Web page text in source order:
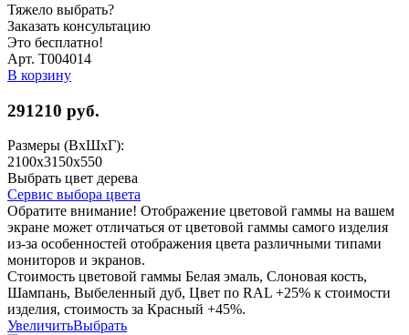
Тяжело выбрать?
Заказать консультацию
Это бесплатно!
Арт. Т004014
В корзину
291210 руб.
Размеры (ВхШхГ):
2100x3150x550
Выбрать цвет дерева
Сервис выбора цвета
Обратите внимание! Отображение цветовой гаммы на вашем
экране может отличаться от цветовой гаммы самого изделия
из-за особенностей отображения цвета различными типами
мониторов и экранов.
Стоимость цветовой гаммы Белая эмаль, Слоновая кость,
Шампань, Выбеленный дуб, Цвет по RAL +25% к стоимости
изделия, стоимость за Красный +45%.
УвеличитьВыбрать